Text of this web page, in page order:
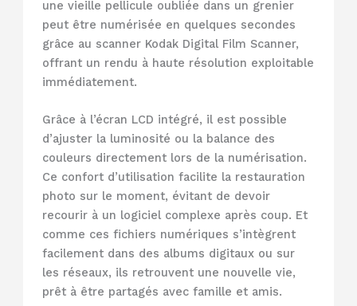
une vieille pellicule oubliée dans un grenier
peut être numérisée en quelques secondes
grâce au scanner Kodak Digital Film Scanner,
offrant un rendu à haute résolution exploitable
immédiatement.
Grâce à l’écran LCD intégré, il est possible
d’ajuster la luminosité ou la balance des
couleurs directement lors de la numérisation.
Ce confort d’utilisation facilite la restauration
photo sur le moment, évitant de devoir
recourir à un logiciel complexe après coup. Et
comme ces fichiers numériques s’intègrent
facilement dans des albums digitaux ou sur
les réseaux, ils retrouvent une nouvelle vie,
prêt à être partagés avec famille et amis.